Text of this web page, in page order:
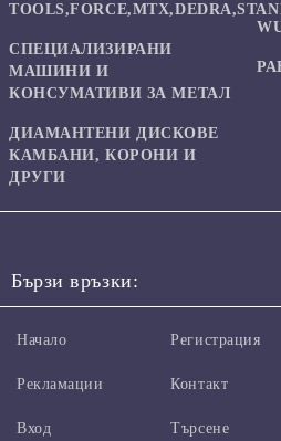
СПЕЦИАЛИЗИРАНИ
МАШИНИ И
КОНСУМАТИВИ ЗА МЕТАЛ
ДИАМАНТЕНИ ДИСКОВЕ
КАМБАНИ, КОРОНИ И
ДРУГИ
Бързи връзки:
Начало
Рекламации
Вход
Регистрация
Контакт
Търсене